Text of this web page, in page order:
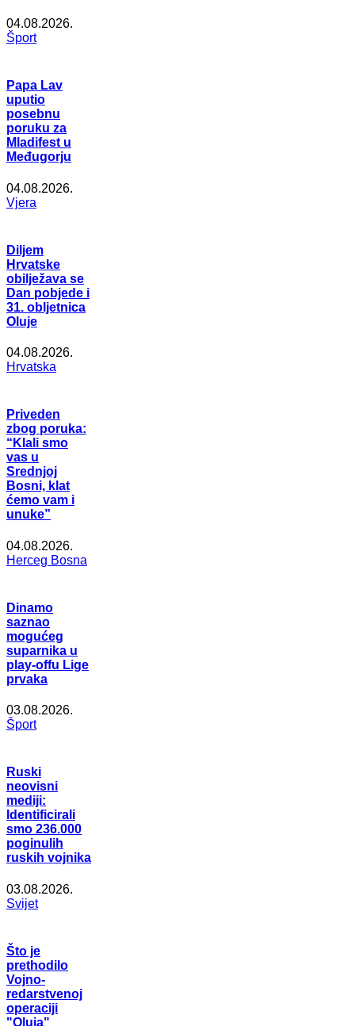
04.08.2026.
Šport
Papa Lav
uputio
posebnu
poruku za
Mladifest u
Međugorju
04.08.2026.
Vjera
Diljem
Hrvatske
obilježava se
Dan pobjede i
31. obljetnica
Oluje
04.08.2026.
Hrvatska
Priveden
zbog poruka:
“Klali smo
vas u
Srednjoj
Bosni, klat
ćemo vam i
unuke”
04.08.2026.
Herceg Bosna
Dinamo
saznao
mogućeg
suparnika u
play-offu Lige
prvaka
03.08.2026.
Šport
Ruski
neovisni
mediji:
Identificirali
smo 236.000
poginulih
ruskih vojnika
03.08.2026.
Svijet
Što je
prethodilo
Vojno-
redarstvenoj
operaciji
"Oluja"